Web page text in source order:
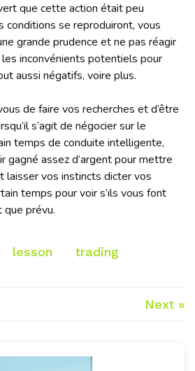
que cette action était peu
conditions se reproduiront, vous
grande prudence et ne pas réagir
inconvénients potentiels pour
aussi négatifs, voire plus.
de faire vos recherches et d’être
s’agit de négocier sur le
temps de conduite intelligente,
gagné assez d’argent pour mettre
laisser vos instincts dicter vos
temps pour voir s’ils vous font
que prévu.
lesson trading
Next »